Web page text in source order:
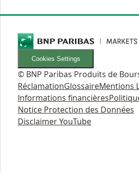
Cookies Settings
© BNP Paribas Produits de
RéclamationGlossaireMentions
Informations financières
Notice Protection des Données
Disclaimer YouTube